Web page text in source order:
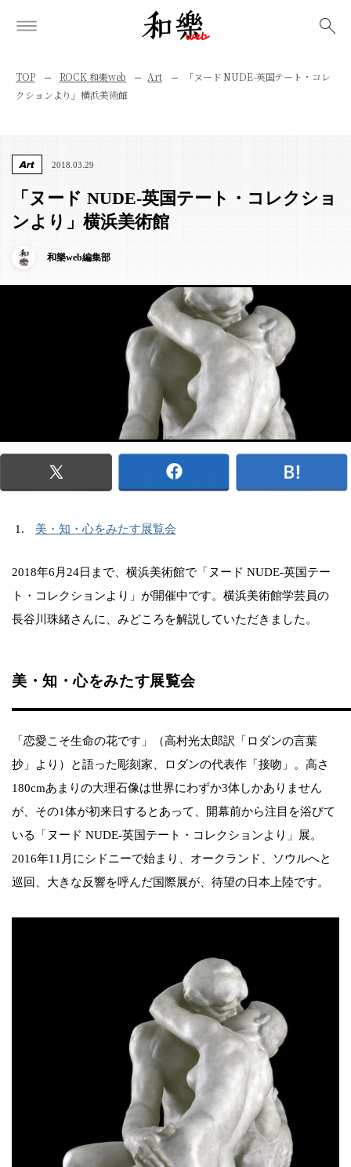
TOP ROCK 和樂web Art
「ヌード NUDE-英国テート・コレ
クションより」横浜美術館
Art 2018.03.29
「ヌード NUDE-英国テート・コレクショ
ンより」横浜美術館
和樂web編集部
美・知・心をみたす展覧会
2018年6月24日まで、横浜美術館で「ヌード NUDE-英国テー
ト・コレクションより」が開催中です。横浜美術館学芸員の
長谷川珠緒さんに、みどころを解説していただきました。
美・知・心をみたす展覧会
「恋愛こそ生命の花です」（高村光太郎訳「ロダンの言葉
抄」より）と語った彫刻家、ロダンの代表作「接吻」。高さ
180cmあまりの大理石像は世界にわずか3体しかありません
が、その1体が初来日するとあって、開幕前から注目を浴びて
いる「ヌード NUDE-英国テート・コレクションより」展。
2016年11月にシドニーで始まり、オークランド、ソウルへと
巡回、大きな反響を呼んだ国際展が、待望の日本上陸です。